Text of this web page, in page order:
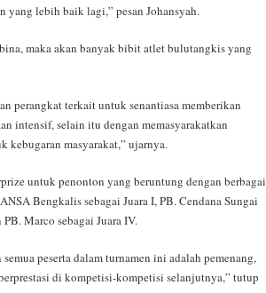
lebih baik lagi,” pesan Johansyah.
maka akan banyak bibit atlet bulutangkis yang
perangkat terkait untuk senantiasa memberikan
intensif, selain itu dengan memasyarakatkan
kebugaran masyarakat,” ujarnya.
untuk penonton yang beruntung dengan berbagai
Bengkalis sebagai Juara I, PB. Cendana Sungai
Marco sebagai Juara IV.
peserta dalam turnamen ini adalah pemenang,
di kompetisi-kompetisi selanjutnya,” tutup